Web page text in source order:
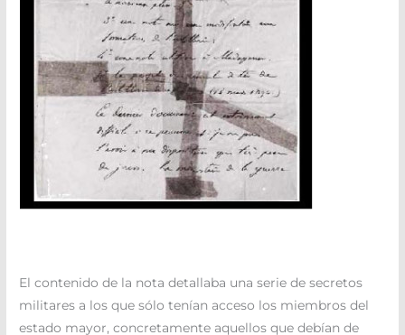
El contenido de la nota detallaba una serie de secretos
militares a los que sólo tenían acceso los miembros del
estado mayor, concretamente aquellos que debían de